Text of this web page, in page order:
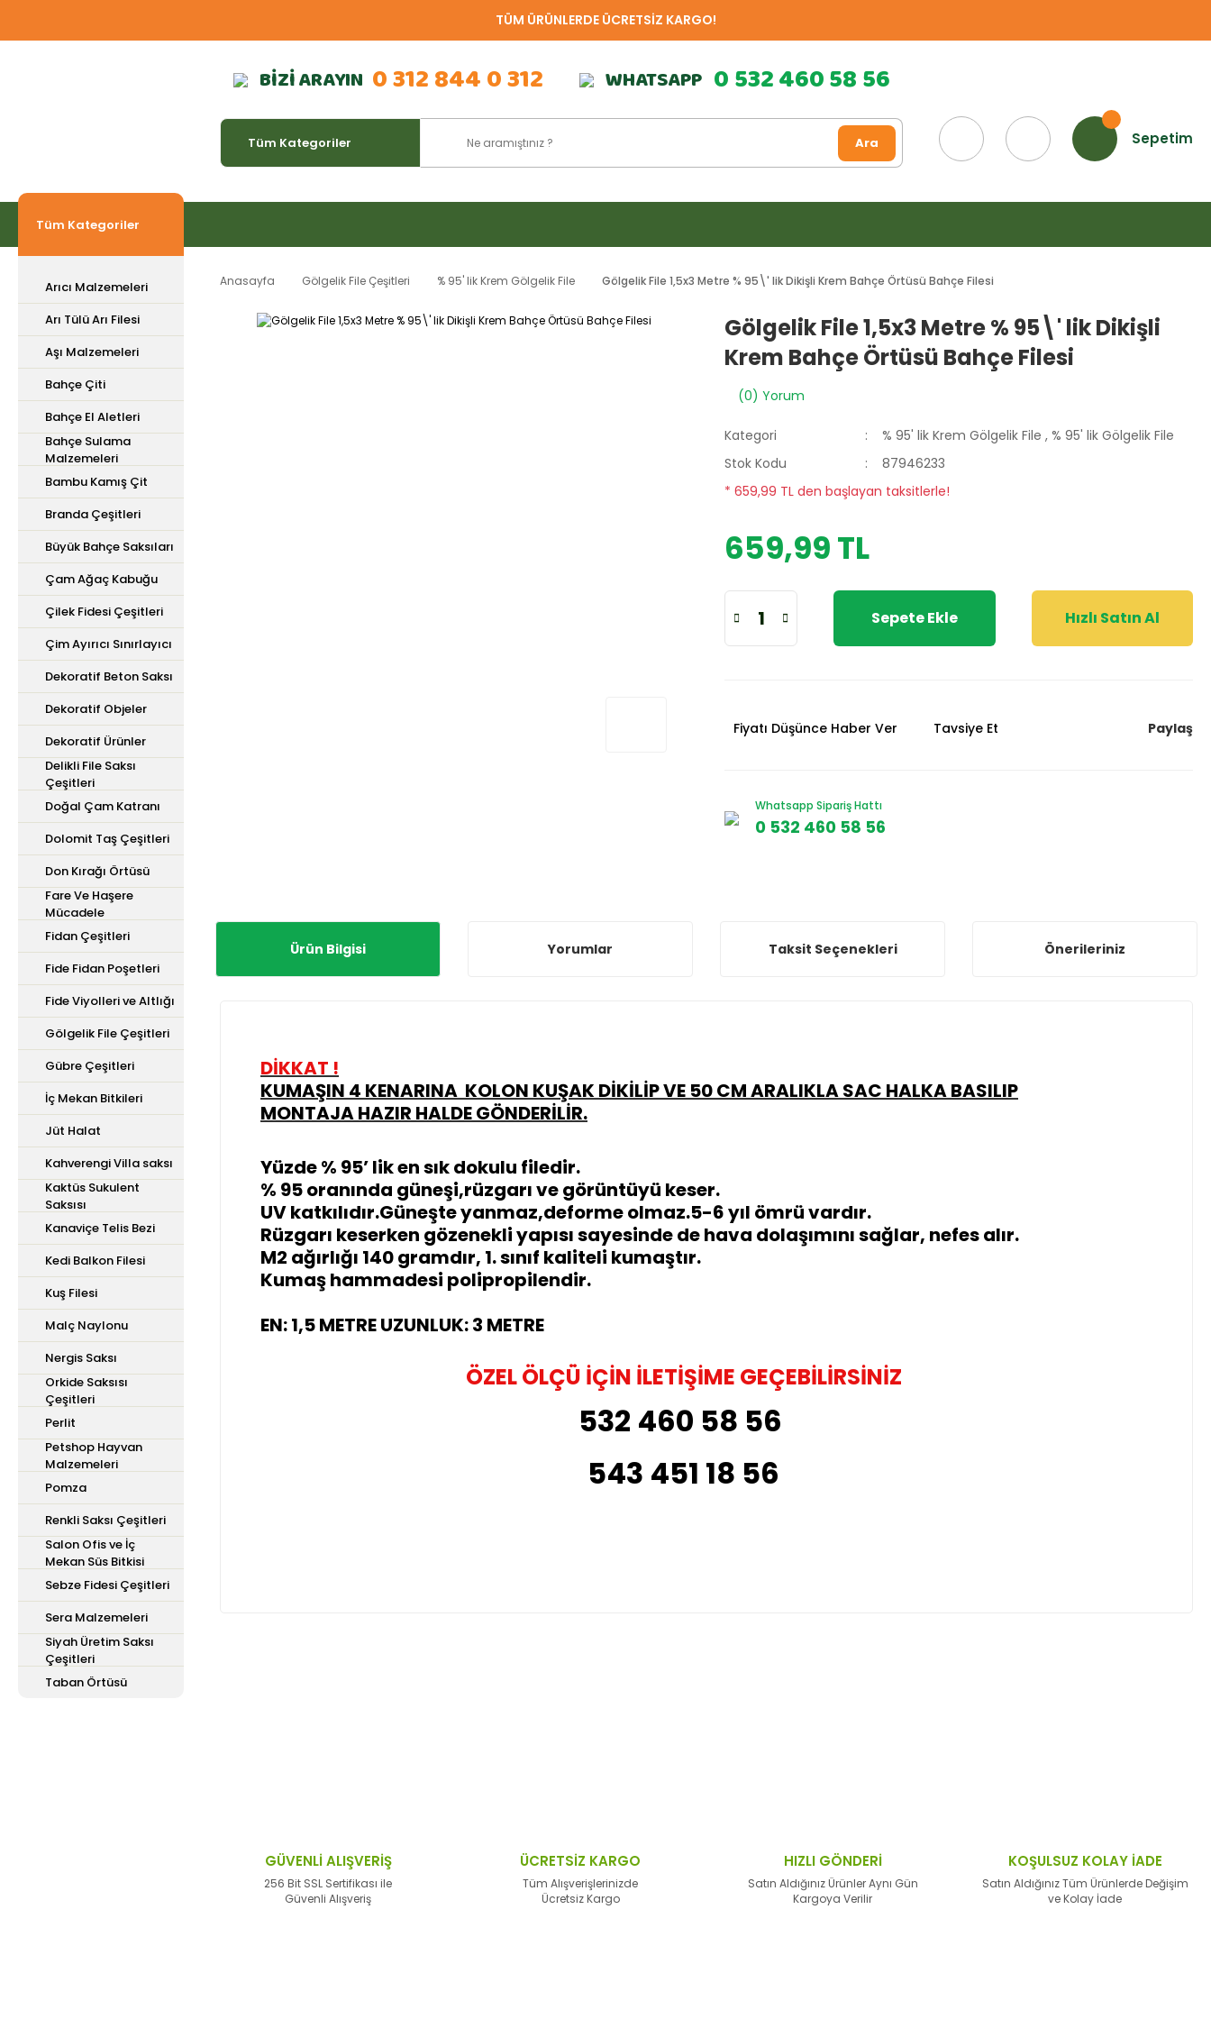
TÜM ÜRÜNLERDE ÜCRETSİZ KARGO!
BİZİ ARAYIN 0 312 844 0 312 WHATSAPP 0 532 460 58 56
Ara Sepetim
Tüm Kategoriler
Arıcı Malzemeleri
Arı Tülü Arı Filesi
Aşı Malzemeleri
Bahçe Çiti
Bahçe El Aletleri
Bahçe Sulama
Malzemeleri
Bambu Kamış Çit
Branda Çeşitleri
Büyük Bahçe Saksıları
Çam Ağaç Kabuğu
Çilek Fidesi Çeşitleri
Çim Ayırıcı Sınırlayıcı
Dekoratif Beton Saksı
Dekoratif Objeler
Dekoratif Ürünler
Delikli File Saksı
Çeşitleri
Doğal Çam Katranı
Dolomit Taş Çeşitleri
Don Kırağı Örtüsü
Fare Ve Haşere
Mücadele
Fidan Çeşitleri
Fide Fidan Poşetleri
Fide Viyolleri ve Altlığı
Gölgelik File Çeşitleri
Gübre Çeşitleri
İç Mekan Bitkileri
Jüt Halat
Kahverengi Villa saksı
Kaktüs Sukulent
Saksısı
Kanaviçe Telis Bezi
Kedi Balkon Filesi
Kuş Filesi
Malç Naylonu
Nergis Saksı
Orkide Saksısı
Çeşitleri
Perlit
Petshop Hayvan
Malzemeleri
Pomza
Renkli Saksı Çeşitleri
Salon Ofis ve İç
Mekan Süs Bitkisi
Sebze Fidesi Çeşitleri
Sera Malzemeleri
Siyah Üretim Saksı
Çeşitleri
Taban Örtüsü
Anasayfa Gölgelik File Çeşitleri % 95' lik Krem Gölgelik File Gölgelik File 1,5x3 Metre % 95\' lik Dikişli Krem Bahçe Örtüsü Bahçe Filesi
Gölgelik File 1,5x3 Metre % 95\' lik Dikişli
Krem Bahçe Örtüsü Bahçe Filesi
(0) Yorum
Kategori % 95' lik Krem Gölgelik File , % 95' lik Gölgelik File
Stok Kodu
87946233
* 659,99 TL den başlayan taksitlerle!
659,99 TL
Sepete Ekle Hızlı Satın Al
Fiyatı Düşünce Haber Ver Tavsiye Et Paylaş
Whatsapp Sipariş Hattı
0 532 460 58 56
Ürün Bilgisi Yorumlar Taksit Seçenekleri Önerileriniz
DİKKAT !
KUMAŞIN 4 KENARINA KOLON KUŞAK DİKİLİPVE 50 CM ARALIKLA SAC HALKA BASILIP
MONTAJA HAZIR HALDE GÖNDERİLİR.
Yüzde % 95’ lik en sık dokulu filedir.
% 95 oranında güneşi,rüzgarı ve görüntüyü keser.
UV katkılıdır.Güneşte yanmaz,deforme olmaz.5-6 yıl ömrü vardır.
Rüzgarı keserken gözenekli yapısı sayesinde de hava dolaşımını sağlar, nefes alır.
M2 ağırlığı 140 gramdır, 1. sınıf kaliteli kumaştır.
Kumaş hammadesi polipropilendir.
EN: 1,5 METRE UZUNLUK: 3 METRE
ÖZEL ÖLÇÜ İÇİN İLETİŞİME GEÇEBİLİRSİNİZ
532 460 58 56
543 451 18 56
Ürün fiyatı diğer sitelerden daha pahalı.
Bu ürüne benzer farklı alternatifler olmalı.
GÜVENLİ ALIŞVERİŞ
256 Bit SSL Sertifikası ile
Güvenli Alışveriş
ÜCRETSİZ KARGO
Tüm Alışverişlerinizde
Ücretsiz Kargo
HIZLI GÖNDERİ
Satın Aldığınız Ürünler Aynı Gün
Kargoya Verilir
KOŞULSUZ KOLAY İADE
Satın Aldığınız Tüm Ürünlerde Değişim
ve Kolay İade